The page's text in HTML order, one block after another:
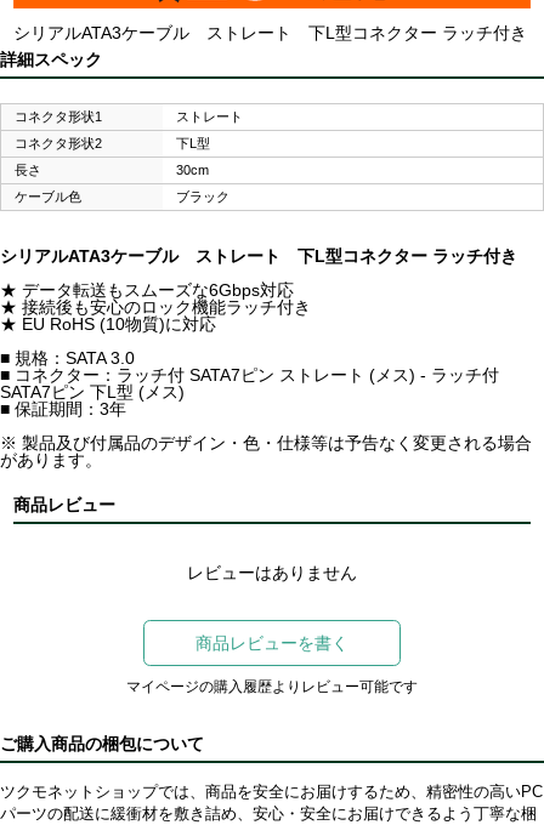
シリアルATA3ケーブル ストレート 下L型コネクター ラッチ付き
詳細スペック
コネクタ形状1
ストレート
コネクタ形状2
下L型
長さ
30cm
ケーブル色
ブラック
シリアルATA3ケーブル ストレート 下L型コネクター ラッチ付き
★ データ転送もスムーズな6Gbps対応
★ 接続後も安心のロック機能ラッチ付き
★ EU RoHS (10物質)に対応
■ 規格：SATA 3.0
■ コネクター：ラッチ付 SATA7ピン ストレート (メス) - ラッチ付
SATA7ピン 下L型 (メス)
■ 保証期間：3年
※ 製品及び付属品のデザイン・色・仕様等は予告なく変更される場合
があります。
商品レビュー
レビューはありません
商品レビューを書く
マイページの購入履歴よりレビュー可能です
ご購入商品の梱包について
ツクモネットショップでは、商品を安全にお届けするため、精密性の高いPC
パーツの配送に緩衝材を敷き詰め、安心・安全にお届けできるよう丁寧な梱